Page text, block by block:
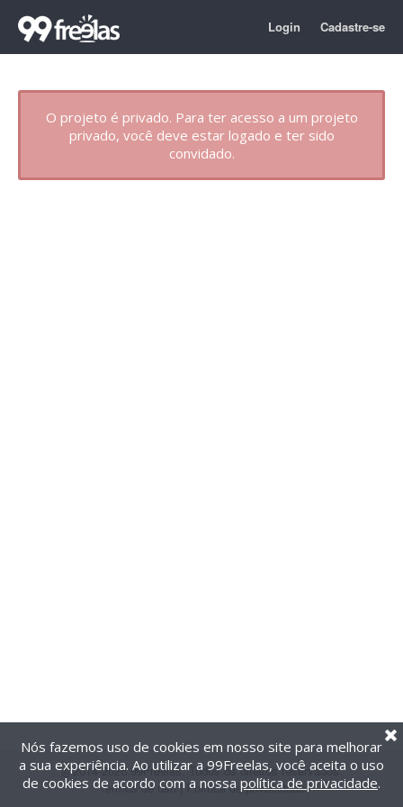
Login Cadastre-se
O projeto é privado. Para ter acesso a um projeto
privado, você deve estar logado e ter sido
convidado.
@2014-2026 99Freelas. Todos os direitos reservados.
Termos de uso| Política de privacidade
Nós fazemos uso de cookies em nosso site para melhorar
a sua experiência. Ao utilizar a 99Freelas, você aceita o uso
de cookies de acordo com a nossa política de privacidade.